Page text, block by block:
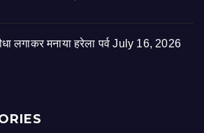
लगाकर मनाया हरेला पर्व July 16, 2026